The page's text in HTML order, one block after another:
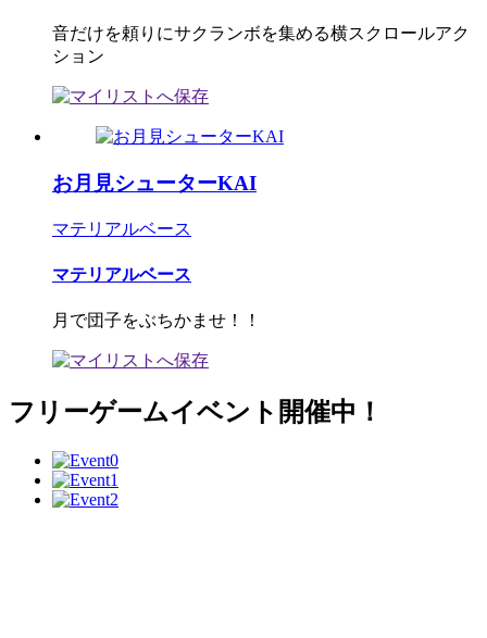
音だけを頼りにサクランボを集める横スクロールアク
ション
お月見シューターKAI
マテリアルベース
マテリアルベース
月で団子をぶちかませ！！
フリーゲームイベント開催中！